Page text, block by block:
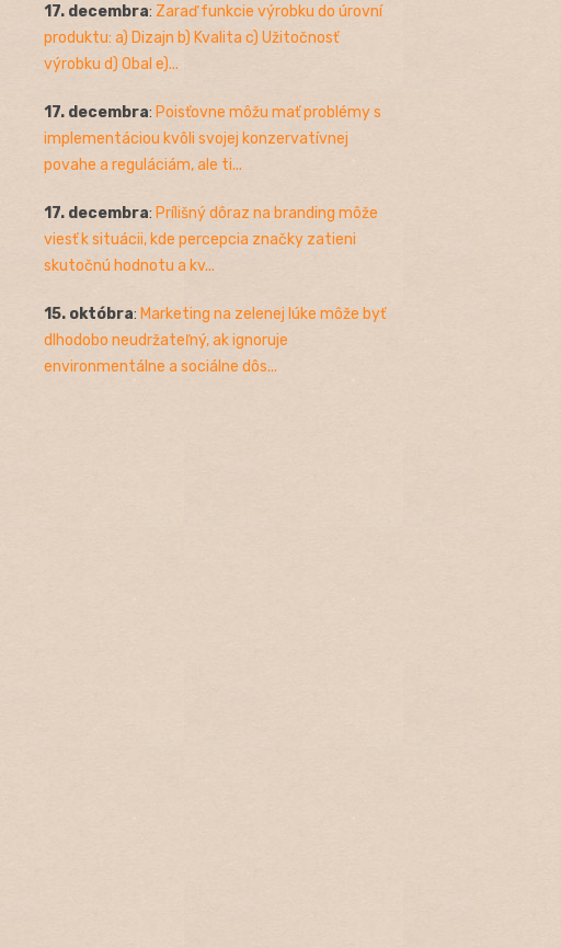
17. decembra: Zaraď funkcie výrobku do úrovní
produktu: a) Dizajn b) Kvalita c) Užitočnosť
výrobku d) Obal e)...
17. decembra: Poisťovne môžu mať problémy s
implementáciou kvôli svojej konzervatívnej
povahe a reguláciám, ale ti...
17. decembra: Prílišný dôraz na branding môže
viesť k situácii, kde percepcia značky zatieni
skutočnú hodnotu a kv...
15. októbra: Marketing na zelenej lúke môže byť
dlhodobo neudržateľný, ak ignoruje
environmentálne a sociálne dôs...